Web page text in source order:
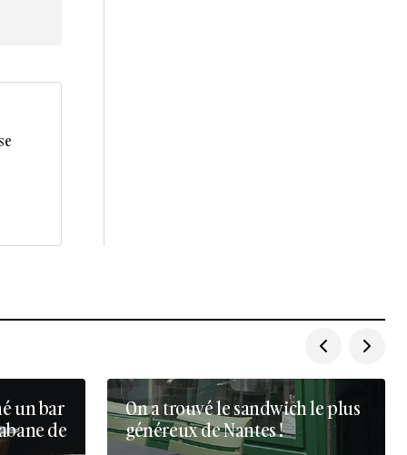
un bar
de
On a trouvé le sandwich le plus
généreux de Nantes !